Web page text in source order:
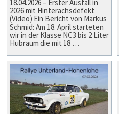
18.04.2026 – Erster Ausfall in
2026 mit Hinterachsdefekt
(Video) Ein Bericht von Markus
Schmid: Am 18. April starteten
wir in der Klasse NC3 bis 2 Liter
Hubraum die mit 18 …